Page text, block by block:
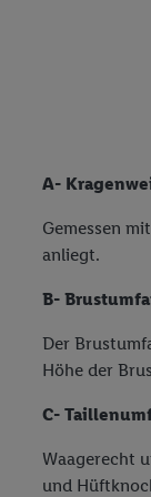
A-
Gemessen
anliegt.
B-
Der
Höhe der
C-
Waagerecht
und
für
und
Daten aus
der